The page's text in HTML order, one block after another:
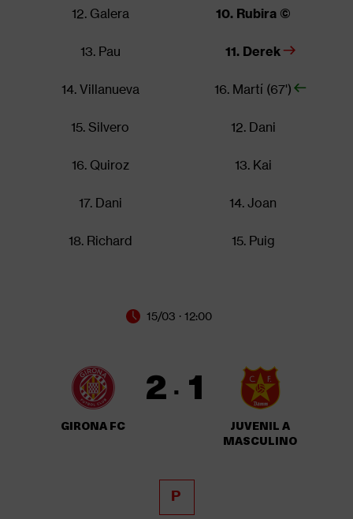
12. Galera
13. Pau
14. Villanueva
15. Silvero
16. Quiroz
17. Dani
18. Richard
10. Rubira ©
11. Derek
16. Martí (67')
12. Dani
13. Kai
14. Joan
15. Puig
15/03 · 12:00
GIRONA FC
2 · 1
JUVENIL A
MASCULINO
P